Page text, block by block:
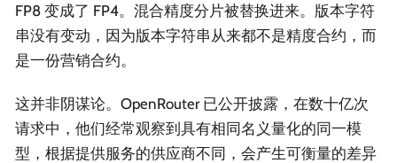
FP8 变成了 FP4。混合精度分片被替换进来。版本字符
串没有变动，因为版本字符串从来都不是精度合约，而
是一份营销合约。
这并非阴谋论。OpenRouter 已公开披露，在数十亿次
请求中，他们经常观察到具有相同名义量化的同一模
型，根据提供服务的供应商不同，会产生可衡量的差异